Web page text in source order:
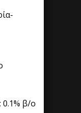
0.1% β/ο